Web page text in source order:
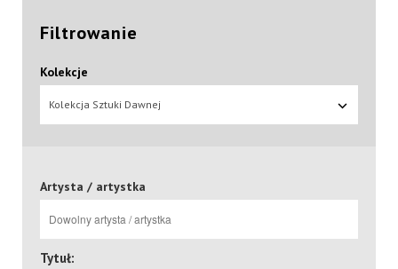
Filtrowanie
Kolekcje
Kolekcja Sztuki Dawnej
Artysta / artystka
Tytuł: